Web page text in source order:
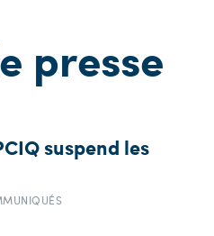
presse
suspend les